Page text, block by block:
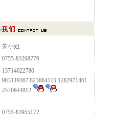
朱小姐
0755-83268779
13714022780
983119367 823864115 1282971461
2570644812
0755-83955172